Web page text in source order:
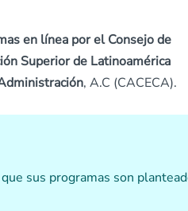
en línea por el Consejo de
Superior de Latinoamérica
, A.C (CACECA).
sus programas son